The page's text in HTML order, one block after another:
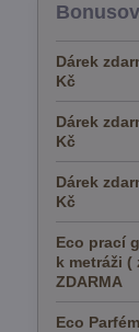
Dárek
Kč
Dárek
Kč
Dárek
Kč
Eco prací
k metráži (
ZDARMA
Eco